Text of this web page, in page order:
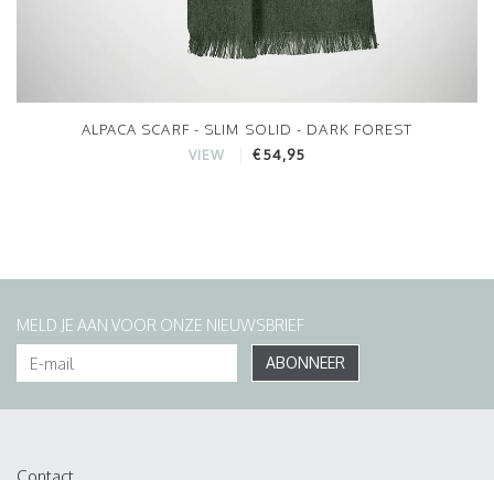
ALPACA SCARF - SLIM SOLID - DARK FOREST
VIEW €54,95
MELD JE AAN VOOR ONZE NIEUWSBRIEF
ABONNEER